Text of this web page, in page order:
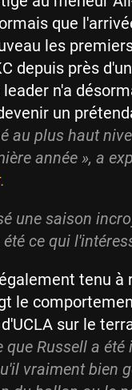
que
les
depuis près
n'a
un
au plus haut
année », a
.
une saison
ce qui
tenu à
le
sur le
que Russell a
vraiment bien